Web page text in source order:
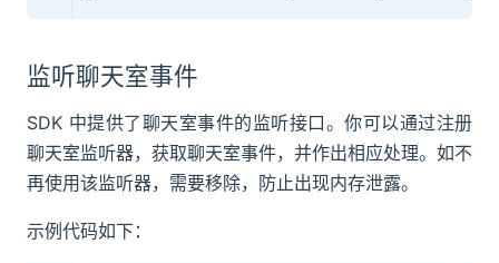
监听聊天室事件
SDK 中提供了聊天室事件的监听接口。你可以通过注册
聊天室监听器，获取聊天室事件，并作出相应处理。如不
再使用该监听器，需要移除，防止出现内存泄露。
示例代码如下：